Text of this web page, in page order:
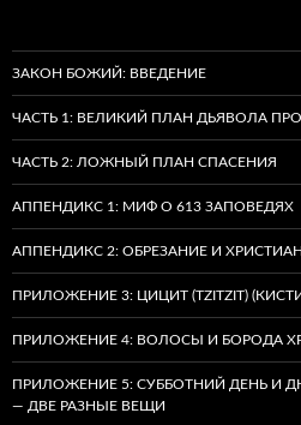
ЗАКОН БОЖИЙ: ВВЕДЕНИЕ
ЧАСТЬ 1: ВЕЛИКИЙ ПЛАН ДЬЯВОЛА
ЧАСТЬ 2: ЛОЖНЫЙ ПЛАН СПАСЕНИЯ
АППЕНДИКС 1: МИФ О 613 ЗАПОВЕДЯХ
АППЕНДИКС 2: ОБРЕЗАНИЕ И
ПРИЛОЖЕНИЕ 3: ЦИЦИТ (TZITZIT)
ПРИЛОЖЕНИЕ 4: ВОЛОСЫ И БОРОДА
ПРИЛОЖЕНИЕ 5: СУББОТНИЙ ДЕНЬ И
— ДВЕ РАЗНЫЕ ВЕЩИ